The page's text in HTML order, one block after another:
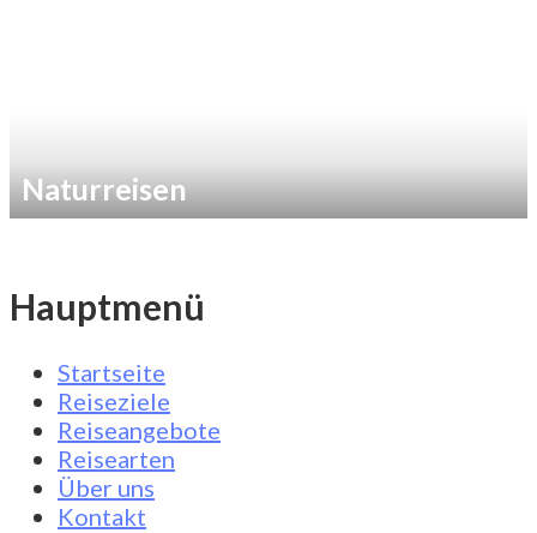
Naturreisen
Hauptmenü
Startseite
Reiseziele
Reiseangebote
Reisearten
Über uns
Kontakt